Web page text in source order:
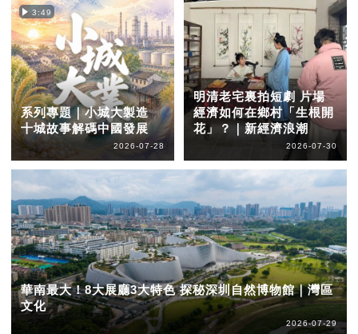
3:49
系列專題｜小城大製造
十城故事解碼中國發展
2026-07-28
明清老宅裏拍短劇 片場
經濟如何在鄉村「生根開
花」？｜新經濟浪潮
2026-07-30
華南最大！8大展廳3大特色 探秘深圳自然博物館｜灣區
文化
2026-07-29